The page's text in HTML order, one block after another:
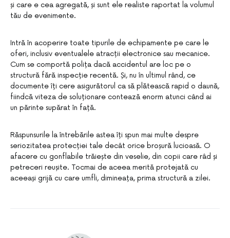
și care e cea agregată, și sunt ele realiste raportat la volumul
tău de evenimente.
Intră în acoperire toate tipurile de echipamente pe care le
oferi, inclusiv eventualele atracții electronice sau mecanice.
Cum se comportă polița dacă accidentul are loc pe o
structură fără inspecție recentă. Și, nu în ultimul rând, ce
documente îți cere asigurătorul ca să plătească rapid o daună,
fiindcă viteza de soluționare contează enorm atunci când ai
un părinte supărat în față.
Răspunsurile la întrebările astea îți spun mai multe despre
seriozitatea protecției tale decât orice broșură lucioasă. O
afacere cu gonflabile trăiește din veselie, din copii care râd și
petreceri reușite. Tocmai de aceea merită protejată cu
aceeași grijă cu care umfli, dimineața, prima structură a zilei.